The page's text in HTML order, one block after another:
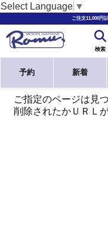
Select Language ▼
ご注文11,000円
検索
予約 新着
ご指定のページは見
削除されたかＵＲＬ